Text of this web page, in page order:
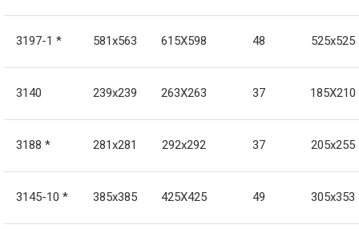
3197-1 * 581x563 615X598 48 525x525
3140 239x239 263X263 37 185X210
3188 * 281x281 292x292 37 205x255
3145-10 * 385x385 425X425 49 305x353